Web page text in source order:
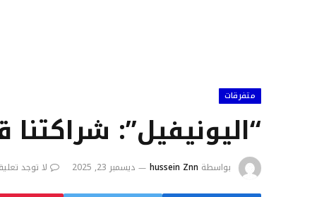
متفرقات
“اليونيفيل”:
بواسطة hussein Znn ديسمبر 23, 2025 لا توجد